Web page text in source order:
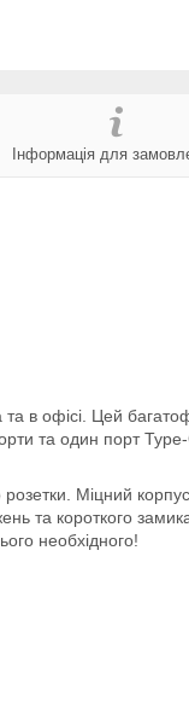
Інформація для
в офісі. Цей
та один порт
Міцний корпус
та короткого
необхідного!